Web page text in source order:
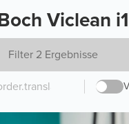
Viclean
Filter 2 Ergebnisse